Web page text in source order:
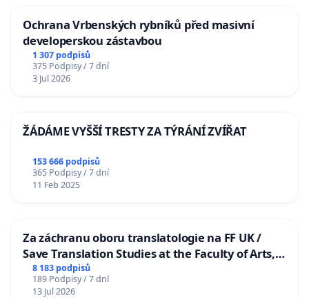
Ochrana Vrbenských rybníků před masivní
developerskou zástavbou
1 307 podpisů
375 Podpisy / 7 dní
3 Jul 2026
ŽÁDÁME VYŠŠÍ TRESTY ZA TÝRÁNÍ ZVÍŘAT
153 666 podpisů
365 Podpisy / 7 dní
11 Feb 2025
Za záchranu oboru translatologie na FF UK /
Save Translation Studies at the Faculty of Arts,
Charles University
8 183 podpisů
189 Podpisy / 7 dní
13 Jul 2026